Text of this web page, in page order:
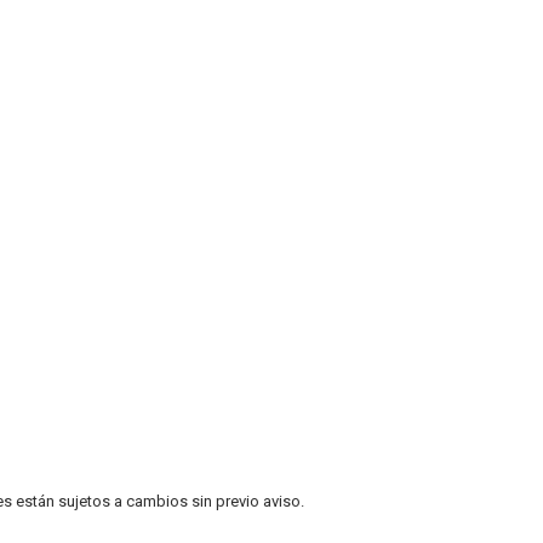
están sujetos a cambios sin previo aviso.